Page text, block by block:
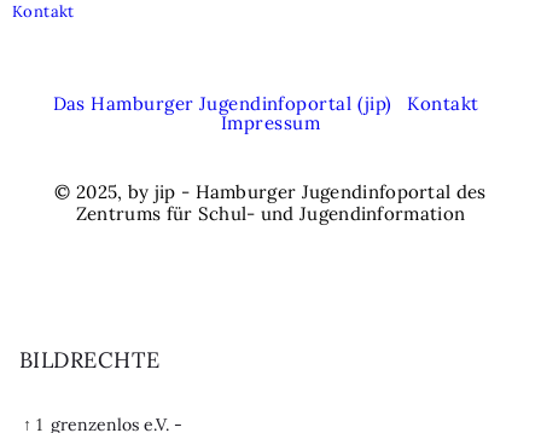
Kontakt
Das Hamburger Jugendinfoportal (jip)
Kontakt
Impressum
© 2025, by jip - Hamburger Jugendinfoportal des
Zentrums für Schul- und Jugendinformation
BILDRECHTE
↑ 1 grenzenlos e.V. -